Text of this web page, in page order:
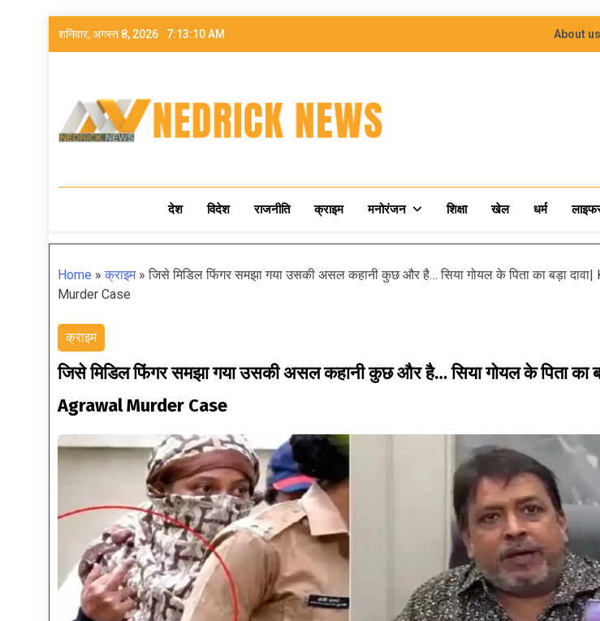
शनिवार, अगस्त 8, 2026 7:13:11 AM About us
NEDRICK NEWS
देश विदेश राजनीति क्राइम मनोरंजन शिक्षा खेल धर्म
Home »क्राइम»जिसे मिडिल फिंगर समझा गया उसकी असल कहानी कुछ और है… सिया गोयल के पिता का बड़ा दावा|
Murder Case
क्राइम
जिसे मिडिल फिंगर समझा गया उसकी असल कहानी कुछ और है… सिया गोयल के पिता का
Agrawal Murder Case